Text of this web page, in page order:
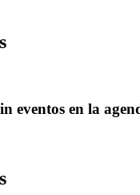
eventos en la